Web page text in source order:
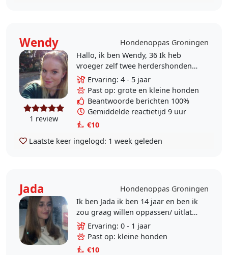
Wendy Hondenoppas Groningen
1 review
Hallo, ik ben Wendy, 36 Ik heb
vroeger zelf twee herdershonden
gehad. Ik heb nu een kat en dat is
ook heel leuk! Toch mis ik de
interactie met..
Ervaring: 4 - 5 jaar
Past op: grote en kleine honden
Beantwoorde berichten 100%
Gemiddelde reactietijd 9 uur
€10
Laatste keer ingelogd: 1 week geleden
Jada
Hondenoppas Groningen
Ik ben Jada ik ben 14 jaar en ben ik
zou graag willen oppassen/ uitlaten
op klein/ middelgrote hondjes! Ik
kan in de vakantie in de weekenden
en..
Ervaring: 0 - 1 jaar
Past op: kleine honden
€10